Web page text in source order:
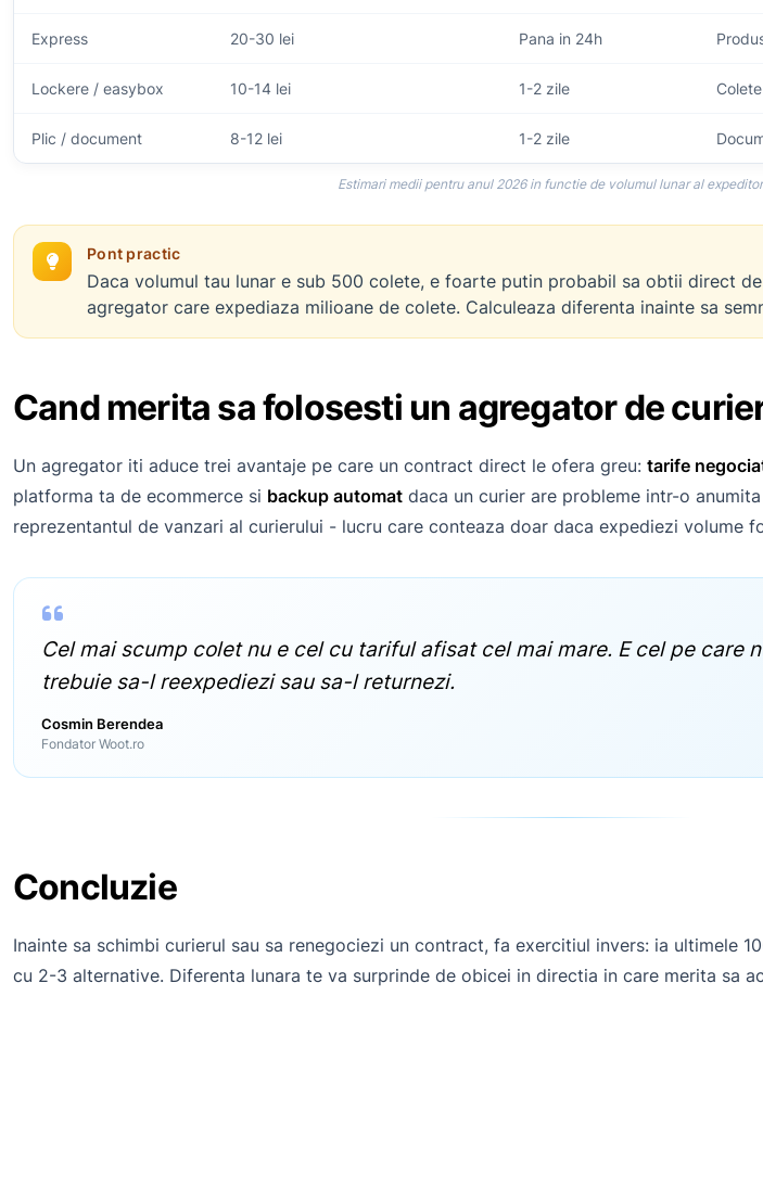
Express 20-30 lei Pana in 24h
Lockere / easybox 10-14 lei 1-2 zile
Plic / document 8-12 lei 1-2 zile
Estimari medii pentru anul 2026 in functie de volumul lunar al
Pont practic
Daca volumul tau lunar e sub 500 colete, e foarte putin probabil sa obtii direct
agregator care expediaza milioane de colete. Calculeaza diferenta inainte sa
Cand merita sa folosesti un agregator de
Un agregator iti aduce trei avantaje pe care un contract direct le ofera greu: tarife
platforma ta de ecommerce si backup automat daca un curier are probleme intr-o
reprezentantul de vanzari al curierului - lucru care conteaza doar daca expediezi volume
Cel mai scump colet nu e cel cu tariful afisat cel mai mare. E cel pe care
trebuie sa-l reexpediezi sau sa-l returnezi.
Cosmin Berendea
Fondator Woot.ro
Concluzie
Inainte sa schimbi curierul sau sa renegociezi un contract, fa exercitiul invers: ia ultimele
cu 2-3 alternative. Diferenta lunara te va surprinde de obicei in directia in care merita sa